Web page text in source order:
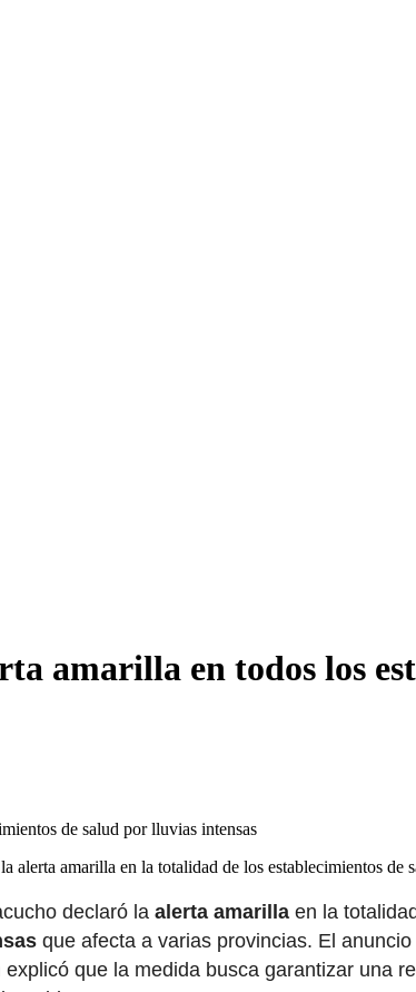
amarilla en todos los
alerta amarilla en la totalidad de los establecimientos de
declaró la alerta amarilla en la
que afecta a varias provincias. El
explicó que la medida busca garantizar una